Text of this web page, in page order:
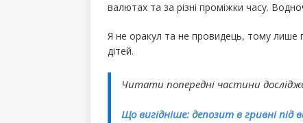
валютах та за різні проміжки часу.
Я не оракул та не провидець, тому лише
дітей.
Читати попередні частини
Що вигідніше: депозит в гривні під